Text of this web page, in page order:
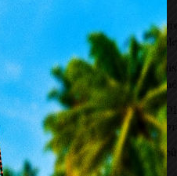
Togo/ Rentrée
liste officielle des
ESSAL 2026 : les
visite médicale à Lomé
SWEDD+ Togo /
maitres-artisans se